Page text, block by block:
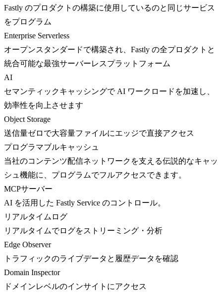
Fastly のプロダクトの構築に使用しているのと同じサービス
をプログラム
Enterprise Serverless
オープンスタンダードで構築され、Fastly の全プロダクトと
統合可能な最強サーバーレスプラットフォーム
AI
セマンティックキャッシングで AI ワークロードを加速し、
効率性を向上させます
Object Storage
送信量ゼロで大容量ファイルにエッジで直接アクセス
プログラマブルキャッシュ
当社のコンテンツ配信ネットワークを支える伝説的なキャッ
シュ機能に、プログラムでフルアクセスできます。
MCPサーバー
AI を活用した Fastly Service のコントロール。
リアルタイムログ
リアルタイムでログをストリーミング・分析
Edge Observer
トラフィックのライブデータと履歴データを確認
Domain Inspector
ドメインレベルのインサイトにアクセス